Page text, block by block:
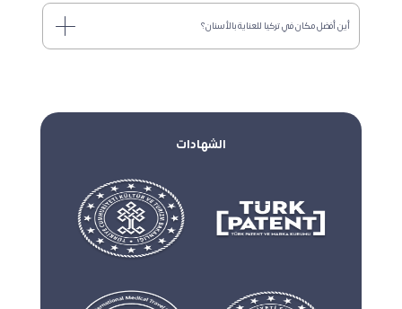
أين أفضل مكان في تركيا للعناية بالأسنان؟
الشهادات